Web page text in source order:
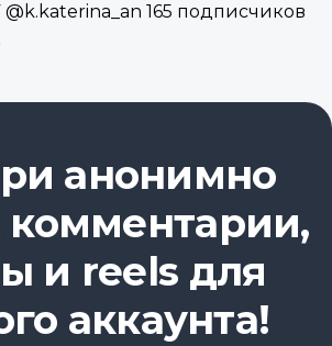
@k.katerina_an 165 подписчиков
анонимно
комментарии,
и reels для
аккаунта!